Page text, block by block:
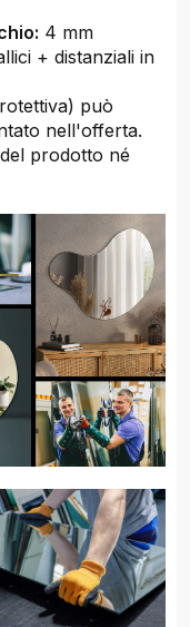
4 mm
+ distanziali in
può
nell'offerta.
prodotto né